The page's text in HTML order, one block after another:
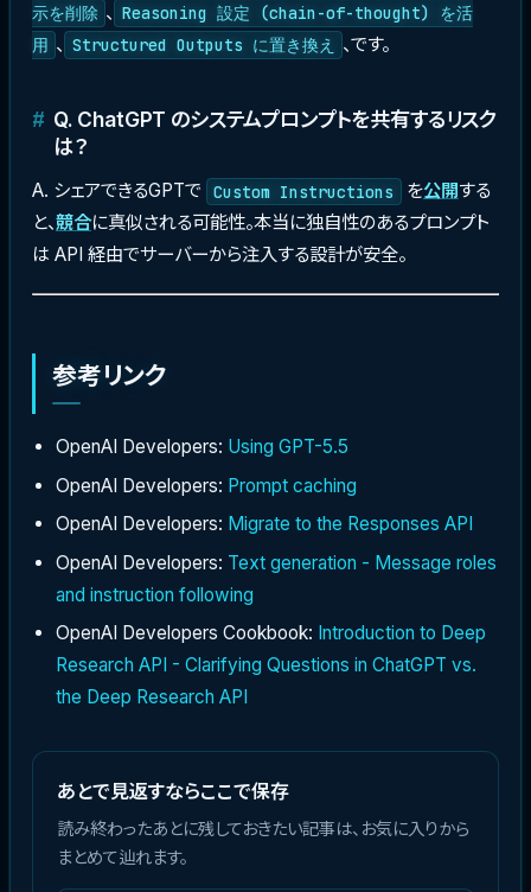
示を削除 、 Reasoning 設定 (chain-of-thought) を活
用 、 Structured Outputs に置き換え 、です。
Q. ChatGPT のシステムプロンプトを共有するリスク
は？
A. シェアできるGPTで Custom Instructions を公開する
と、競合に真似される可能性。本当に独自性のあるプロンプト
は API 経由でサーバーから注入する設計が安全。
参考リンク
OpenAI Developers: Using GPT-5.5
OpenAI Developers: Prompt caching
OpenAI Developers: Migrate to the Responses API
OpenAI Developers: Text generation - Message roles
and instruction following
OpenAI Developers Cookbook: Introduction to Deep
Research API - Clarifying Questions in ChatGPT vs.
the Deep Research API
あとで見返すならここで保存
読み終わったあとに残しておきたい記事は、お気に入りから
まとめて辿れます。